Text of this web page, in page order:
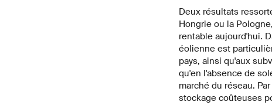
Deux résultats
Hongrie ou la
rentable aujourd'hui.
éolienne est
pays, ainsi qu'aux
qu'en l'absence de
marché du réseau.
stockage coûteuses